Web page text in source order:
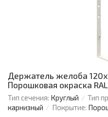
Держатель желоба
Порошковая окраска
Тип сечения: Круглый Тип
карнизный
Покрытие: